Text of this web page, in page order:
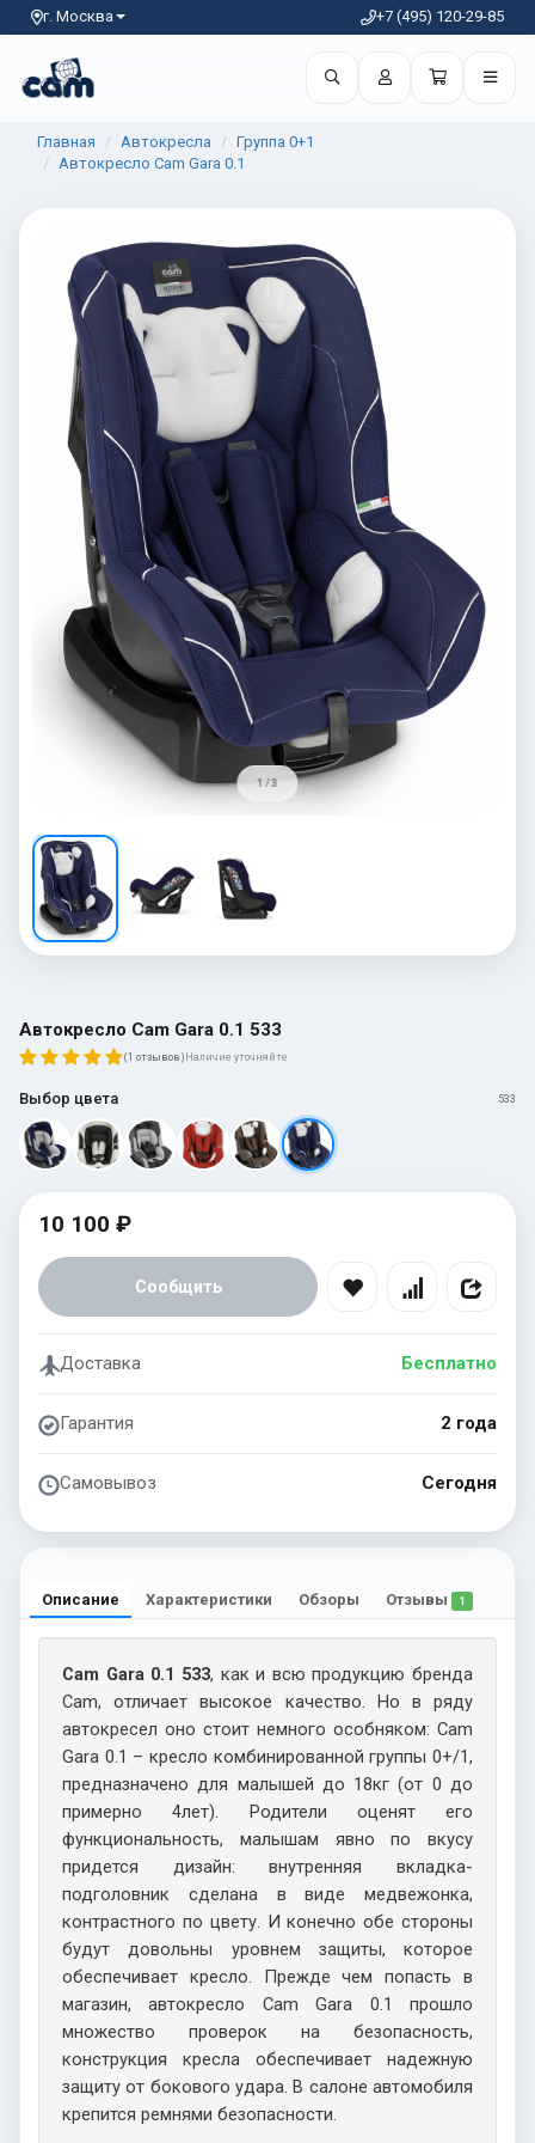
г. Москва +7 (495) 120-29-85
Главная Автокресла
Группа 0+1
Автокресло Cam Gara 0.1
1 / 3
Автокресло Cam Gara 0.1 533
(1 отзывов) Наличие уточняйте
Выбор цвета 533
10 100 ₽
Сообщить
Доставка Бесплатно
Гарантия 2 года
Самовывоз Сегодня
Описание Характеристики Обзоры Отзывы 1
Cam Gara 0.1 533, как и всю продукцию бренда
Cam, отличает высокое качество. Но в ряду
автокресел оно стоит немного особняком: Cam
Gara 0.1 – кресло комбинированной группы 0+/1,
предназначено для малышей до 18кг (от 0 до
примерно 4лет). Родители оценят его
функциональность, малышам явно по вкусу
придется дизайн: внутренняя вкладка-
подголовник сделана в виде медвежонка,
контрастного по цвету. И конечно обе стороны
будут довольны уровнем защиты, которое
обеспечивает кресло. Прежде чем попасть в
магазин, автокресло Cam Gara 0.1 прошло
множество проверок на безопасность,
конструкция кресла обеспечивает надежную
защиту от бокового удара. В салоне автомобиля
крепится ремнями безопасности.